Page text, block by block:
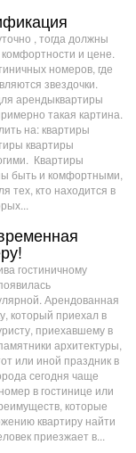
, тогда должны
и цене.
номеров, где
звездочки.
арендыквартиры
такая картина.
на: квартиры
квартиры
Квартиры
быть и комфортными,
тех, кто находится в
гостиничному
Арендованная
который приехал в
приехавшему в
архитектуры,
или иной праздник в
сегодня чаще
в гостинице или
которые
квартиру найти
приезжает в...